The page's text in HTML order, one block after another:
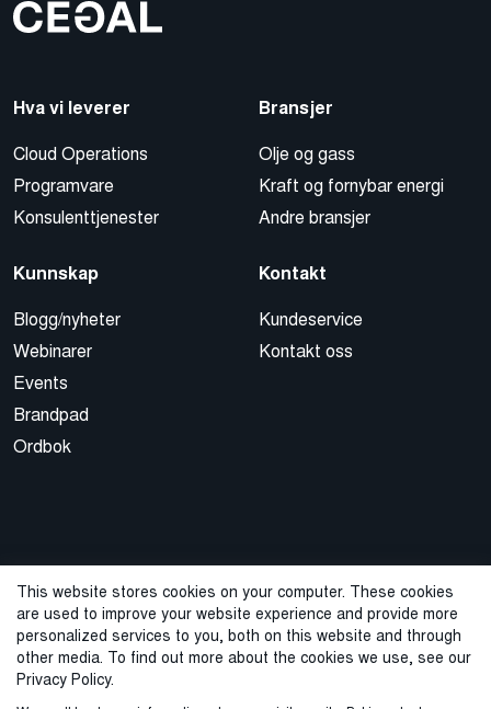
This website stores cookies on your computer. These cookies
are used to improve your website experience and provide more
personalized services to you, both on this website and through
other media. To find out more about the cookies we use, see our
Privacy Policy.
Hva vi leverer
Cloud Operations
Programvare
Konsulenttjenester
Bransjer
Olje og gass
Kraft og fornybar energi
Andre bransjer
Kunnskap
Blogg/nyheter
Webinarer
Events
Brandpad
Ordbok
Kontakt
Kundeservice
Kontakt oss
© 2026 Cegal
Privacy Policy